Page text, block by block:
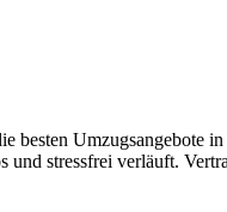
besten Umzugsangebote
und stressfrei verläuft.